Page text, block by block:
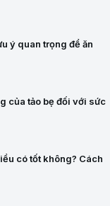
ý quan trọng để ăn
của tảo bẹ đối với sức
có tốt không? Cách